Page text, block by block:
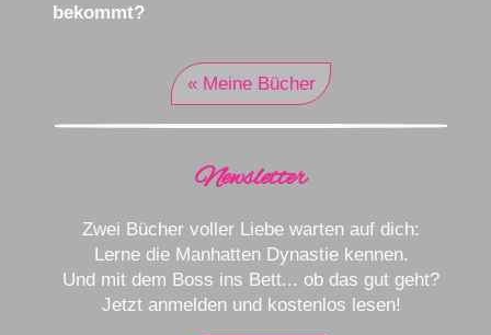
bekommt?
« Meine Bücher
Newsletter
Zwei Bücher voller Liebe warten auf dich:
Lerne die Manhatten Dynastie kennen.
Und mit dem Boss ins Bett... ob das gut geht?
Jetzt anmelden und kostenlos lesen!